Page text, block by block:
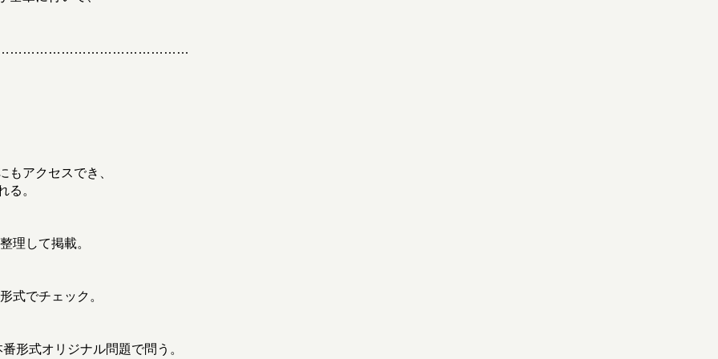
もアクセスでき、
る。
理して掲載。
式でチェック。
形式オリジナル問題で問う。